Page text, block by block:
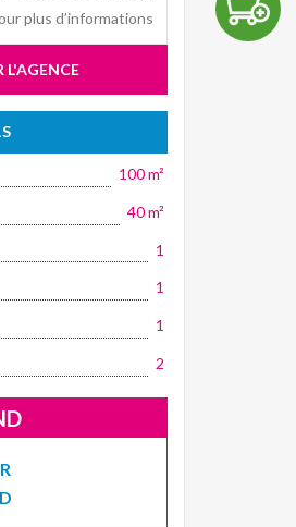
plus d’informations
L'AGENCE
100 m²
40 m²
1
1
1
2